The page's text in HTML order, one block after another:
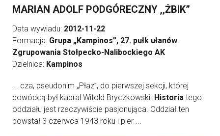
MARIAN ADOLF PODGÓRECZNY ,,ŻBIK”
Data wywiadu: 2012-11-22
Formacja: Grupa „Kampinos”, 27. pułk ułanów
Zgrupowania Stołpecko-Nalibockiego AK
Dzielnica: Kampinos
... cza, pseudonim „Płaz”, do pierwszej sekcji, której
dowódcą był kapral Witold Bryczkowski. Historia tego
oddziału jest rzeczywiście pasjonująca. Oddział ten
powstał 3 czerwca 1943 roku i pier ...